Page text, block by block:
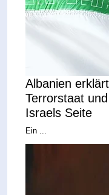
Albanien
Terrorstaat
Israels Seite
Ein ...